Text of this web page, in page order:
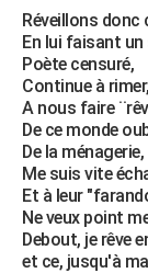
Réveillons donc
En lui faisant un
Poète censuré,
Continue à rimer,
A nous faire
De ce monde
De la ménagerie,
Me suis vite
Et à leur
Ne veux point
Debout, je rêve
et ce, jusqu'à